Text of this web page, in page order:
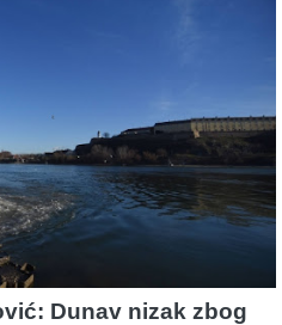
Dunav nizak zbog